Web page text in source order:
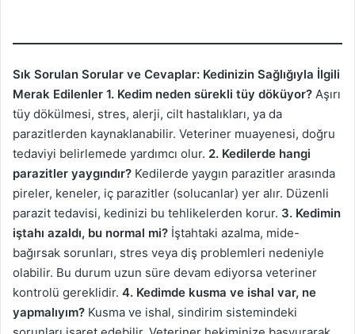
Sık Sorulan Sorular ve Cevaplar: Kedinizin Sağlığıyla İlgili
Merak Edilenler 1. Kedim neden sürekli tüy döküyor? Aşırı
tüy dökülmesi, stres, alerji, cilt hastalıkları, ya da
parazitlerden kaynaklanabilir. Veteriner muayenesi, doğru
tedaviyi belirlemede yardımcı olur. 2. Kedilerde hangi
parazitler yaygındır? Kedilerde yaygın parazitler arasında
pireler, keneler, iç parazitler (solucanlar) yer alır. Düzenli
parazit tedavisi, kedinizi bu tehlikelerden korur. 3. Kedimin
iştahı azaldı, bu normal mi? İştahtaki azalma, mide-
bağırsak sorunları, stres veya diş problemleri nedeniyle
olabilir. Bu durum uzun süre devam ediyorsa veteriner
kontrolü gereklidir. 4. Kedimde kusma ve ishal var, ne
yapmalıyım? Kusma ve ishal, sindirim sistemindeki